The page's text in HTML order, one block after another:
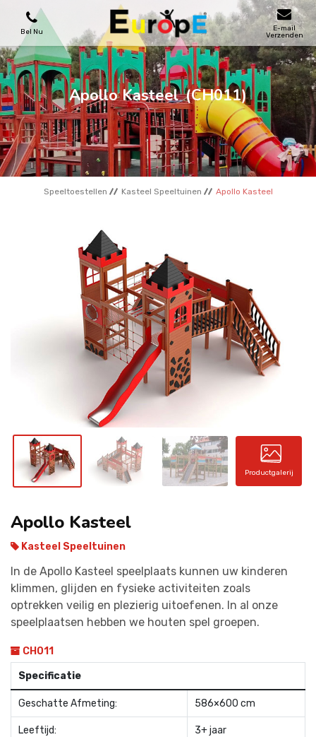
Bel Nu
E-mail
Verzenden
SPEELTOESTELLEN
SKATEPARKS
HOUTEN HUIZENS
STADSMEUBILAIRS
SPORTVELDENS
REFERENTIES
Apollo Kasteel (CH011)
Speeltoestellen Kasteel Speeltuinen Apollo Kasteel
Productgalerij
Apollo Kasteel
Kasteel Speeltuinen
In de Apollo Kasteel speelplaats kunnen uw kinderen
klimmen, glijden en fysieke activiteiten zoals
optrekken veilig en plezierig uitoefenen. In al onze
speelplaatsen hebben we houten spel groepen.
CH011
Specificatie
Geschatte Afmeting: 586×600 cm
Leeftijd: 3+ jaar